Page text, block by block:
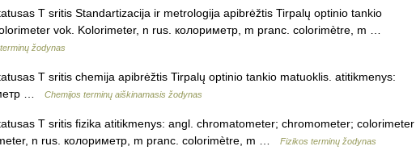
T sritis Standartizacija ir metrologija apibrėžtis Tirpalų optinio tankio
vok. Kolorimeter, n rus. колориметр, m pranc. colorimètre, m …
žodynas
T sritis chemija apibrėžtis Tirpalų optinio tankio matuoklis. atitikmenys:
…
Chemijos terminų aiškinamasis žodynas
T sritis fizika atitikmenys: angl. chromatometer; chromometer; colorimeter
n rus. колориметр, m pranc. colorimètre, m …
Fizikos terminų žodynas